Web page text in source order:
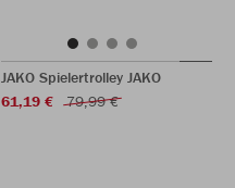
JAKO Spielertrolley JAKO
61,19 €
79,99 €